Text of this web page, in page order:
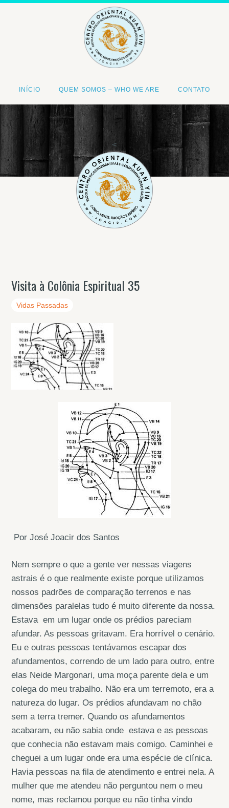
INÍCIO QUEM SOMOS – WHO WE ARE CONTATO
<
Visita à Colônia Espiritual 35
Vidas Passadas
Por José Joacir dos Santos
Nem sempre o que a gente ver nessas viagens
astrais é o que realmente existe porque utilizamos
nossos padrões de comparação terrenos e nas
dimensões paralelas tudo é muito diferente da nossa.
Estava em um lugar onde os prédios pareciam
afundar. As pessoas gritavam. Era horrível o cenário.
Eu e outras pessoas tentávamos escapar dos
afundamentos, correndo de um lado para outro, entre
elas Neide Margonari, uma moça parente dela e um
colega do meu trabalho. Não era um terremoto, era a
natureza do lugar. Os prédios afundavam no chão
sem a terra tremer. Quando os afundamentos
acabaram, eu não sabia onde estava e as pessoas
que conhecia não estavam mais comigo. Caminhei e
cheguei a um lugar onde era uma espécie de clínica.
Havia pessoas na fila de atendimento e entrei nela. A
mulher que me atendeu não perguntou nem o meu
nome, mas reclamou porque eu não tinha vindo